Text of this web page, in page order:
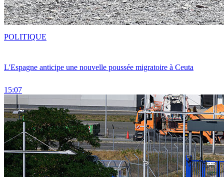
L'Espagne anticipe une nouvelle poussée migratoire à Ceuta
15:07
POLITIQUE